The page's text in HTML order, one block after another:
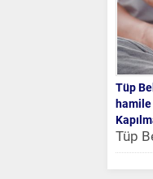
Tüp
Tüp